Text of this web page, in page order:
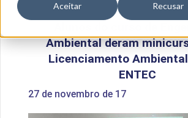
Aceitar Recusar
Ambiental deram
Licenciamento
ENTEC
27 de novembro de 17